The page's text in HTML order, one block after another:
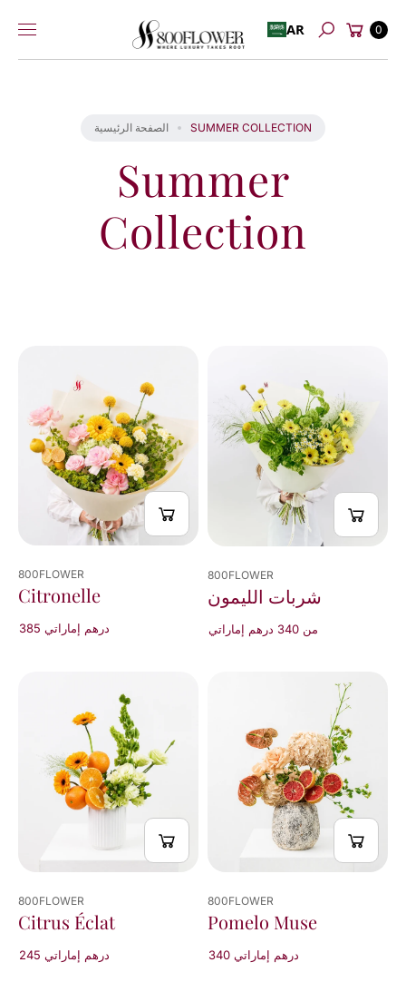
المحتوى
AR
بحث
عربة
التسوق
0
الصفحة الرئيسية SUMMER COLLECTION
Summer
Collection
800FLOWER
Citronelle
385 درهم إماراتي
800FLOWER
شربات الليمون
من 340 درهم إماراتي
800FLOWER
Citrus Éclat
245 درهم إماراتي
800FLOWER
Pomelo Muse
340 درهم إماراتي
من
20
نتيجة